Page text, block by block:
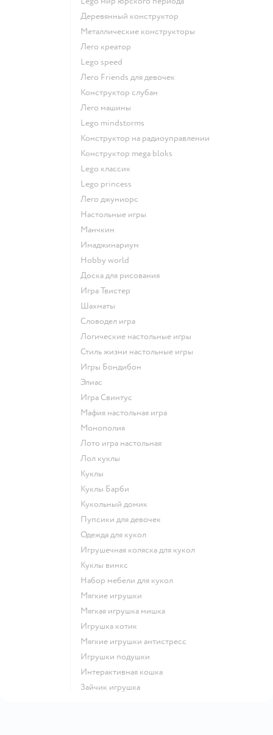
Деревянный конструктор
Металлические конструкторы
Лего креатор
Lego speed
Лего Friends для девочек
Конструктор слубан
Лего машины
Lego mindstorms
Конструктор на радиоуправлении
Конструктор mega bloks
Lego классик
Lego princess
Лего джуниорс
Настольные игры
Манчкин
Имаджинариум
Hobby world
Доска для рисования
Игра Твистер
Шахматы
Словодел игра
Логические настольные игры
Стиль жизни настольные игры
Игры Бондибон
Элиас
Игра Свинтус
Мафия настольная игра
Монополия
Лото игра настольная
Лол куклы
Куклы
Куклы Барби
Кукольный домик
Пупсики для девочек
Одежда для кукол
Игрушечная коляска для кукол
Куклы винкс
Набор мебели для кукол
Мягкие игрушки
Мягкая игрушка мишка
Игрушка котик
Мягкие игрушки антистресс
Игрушки подушки
Интерактивная кошка
Зайчик игрушка